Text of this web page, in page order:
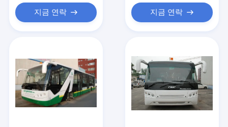
제품
회사 소개
공장 견학
지금 연락 지금 연락